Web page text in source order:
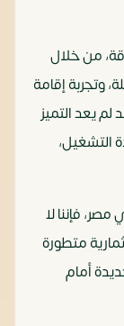
من خلال
وتجربة إقامة
لم يعد التميز
التشغيل،
فإننا لا
متطورة
أمام